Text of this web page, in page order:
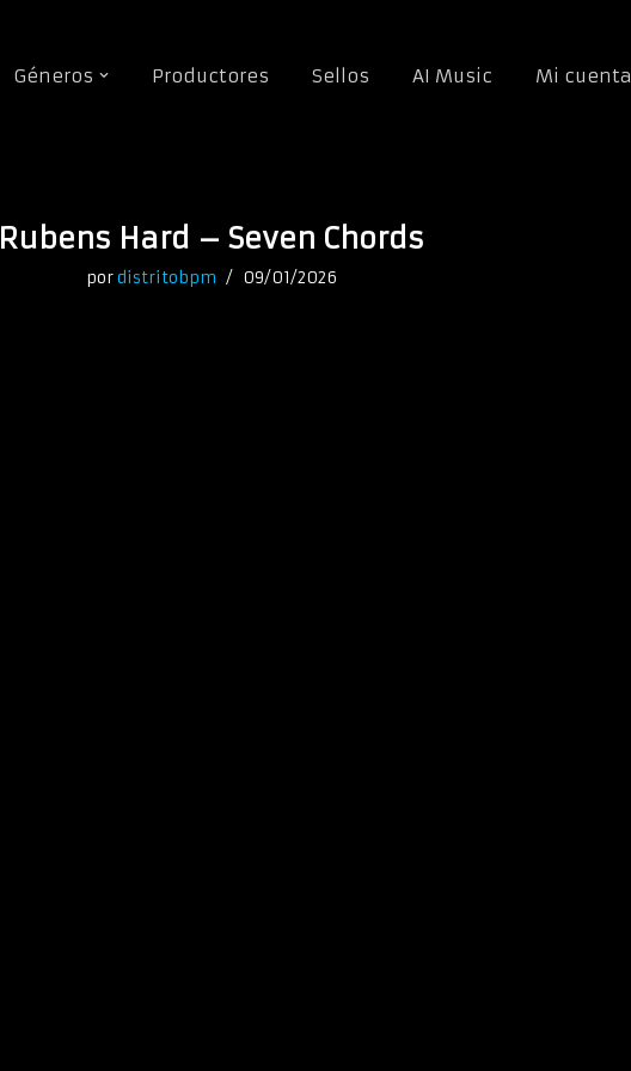
Géneros Productores Sellos AI Music Mi cuenta
Rubens Hard – Seven Chords
pordistritobpm 09/01/2026